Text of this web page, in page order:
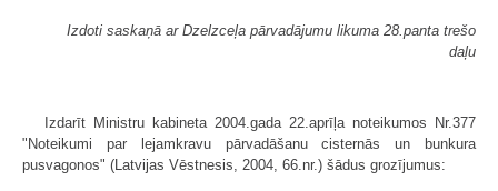
Izdoti saskaņā ar Dzelzceļa pārvadājumu likuma 28.panta trešo
daļu
Izdarīt Ministru kabineta 2004.gada 22.aprīļa noteikumos Nr.377
"Noteikumi par lejamkravu pārvadāšanu cisternās un bunkura
pusvagonos" (Latvijas Vēstnesis, 2004, 66.nr.) šādus grozījumus: